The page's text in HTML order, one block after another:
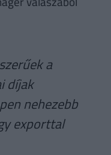
a
díjak
nehezebb
exporttal